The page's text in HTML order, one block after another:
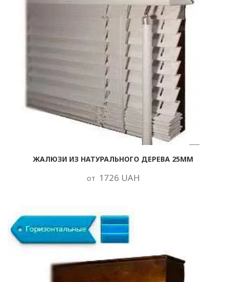
ЖАЛЮЗИ ИЗ НАТУРАЛЬНОГО ДЕРЕВА 25ММ
от 1726 UAH